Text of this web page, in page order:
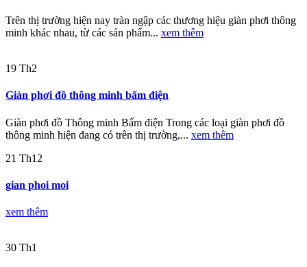
Trên thị trường hiện nay tràn ngập các thương hiệu giàn phơi thông
minh khác nhau, từ các sản phẩm... xem thêm
19 Th2
Giàn phơi đồ thông minh bấm điện
Giàn phơi đồ Thông minh Bấm điện Trong các loại giàn phơi đồ
thông minh hiện đang có trên thị trường,... xem thêm
21 Th12
gian phoi moi
xem thêm
30 Th1